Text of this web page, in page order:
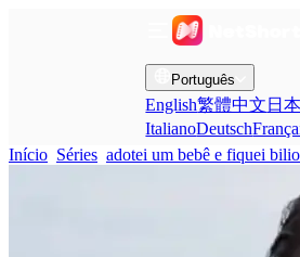
Português
English繁體中文 日
ItalianoDeutsch
Início Séries adotei um bebê e fiquei